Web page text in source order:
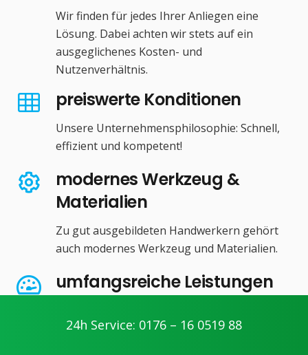
Wir finden für jedes Ihrer Anliegen eine
Lösung. Dabei achten wir stets auf ein
ausgeglichenes Kosten- und
Nutzenverhältnis.
preiswerte Konditionen
Unsere Unternehmensphilosophie: Schnell,
effizient und kompetent!
modernes Werkzeug &
Materialien
Zu gut ausgebildeten Handwerkern gehört
auch modernes Werkzeug und Materialien.
umfangsreiche Leistungen
Bereich Haus- und Gebäudetechnik.
24h Service: 0176 – 16 0519 88